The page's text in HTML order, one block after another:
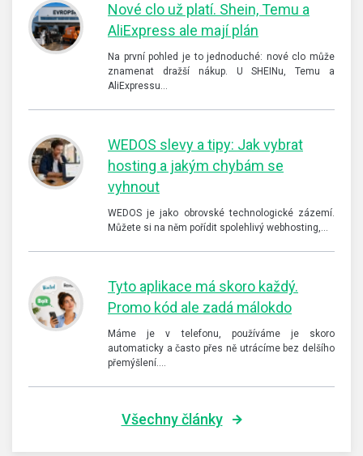
Nové clo už platí. Shein, Temu a
AliExpress ale mají plán
Na první pohled je to jednoduché: nové clo může
znamenat dražší nákup. U SHEINu, Temu a
AliExpressu…
WEDOS slevy a tipy: Jak vybrat
hosting a jakým chybám se
vyhnout
WEDOS je jako obrovské technologické zázemí.
Můžete si na něm pořídit spolehlivý webhosting,…
Tyto aplikace má skoro každý.
Promo kód ale zadá málokdo
Máme je v telefonu, používáme je skoro
automaticky a často přes ně utrácíme bez delšího
přemýšlení.…
Všechny články